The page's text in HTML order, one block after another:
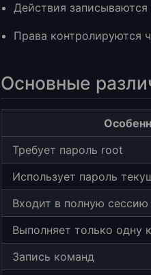
Действия
Права контролируются
Основные
Требует пароль root
Использует пароль
Входит в полную
Выполняет только одну
Запись команд